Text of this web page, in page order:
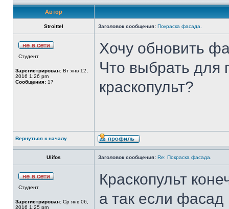
Автор
Stroittel Заголовок сообщения: Покраска фасада.
Студент
Зарегистрирован: Вт янв 12,
2016 1:26 pm
Сообщения: 17
Хочу обновить
Что выбрать для
краскопульт?
Вернуться к началу
Ulifos Заголовок сообщения: Re: Покраска фасада.
Студент
Зарегистрирован: Ср янв 06,
2016 1:25 pm
Краскопульт
а так если